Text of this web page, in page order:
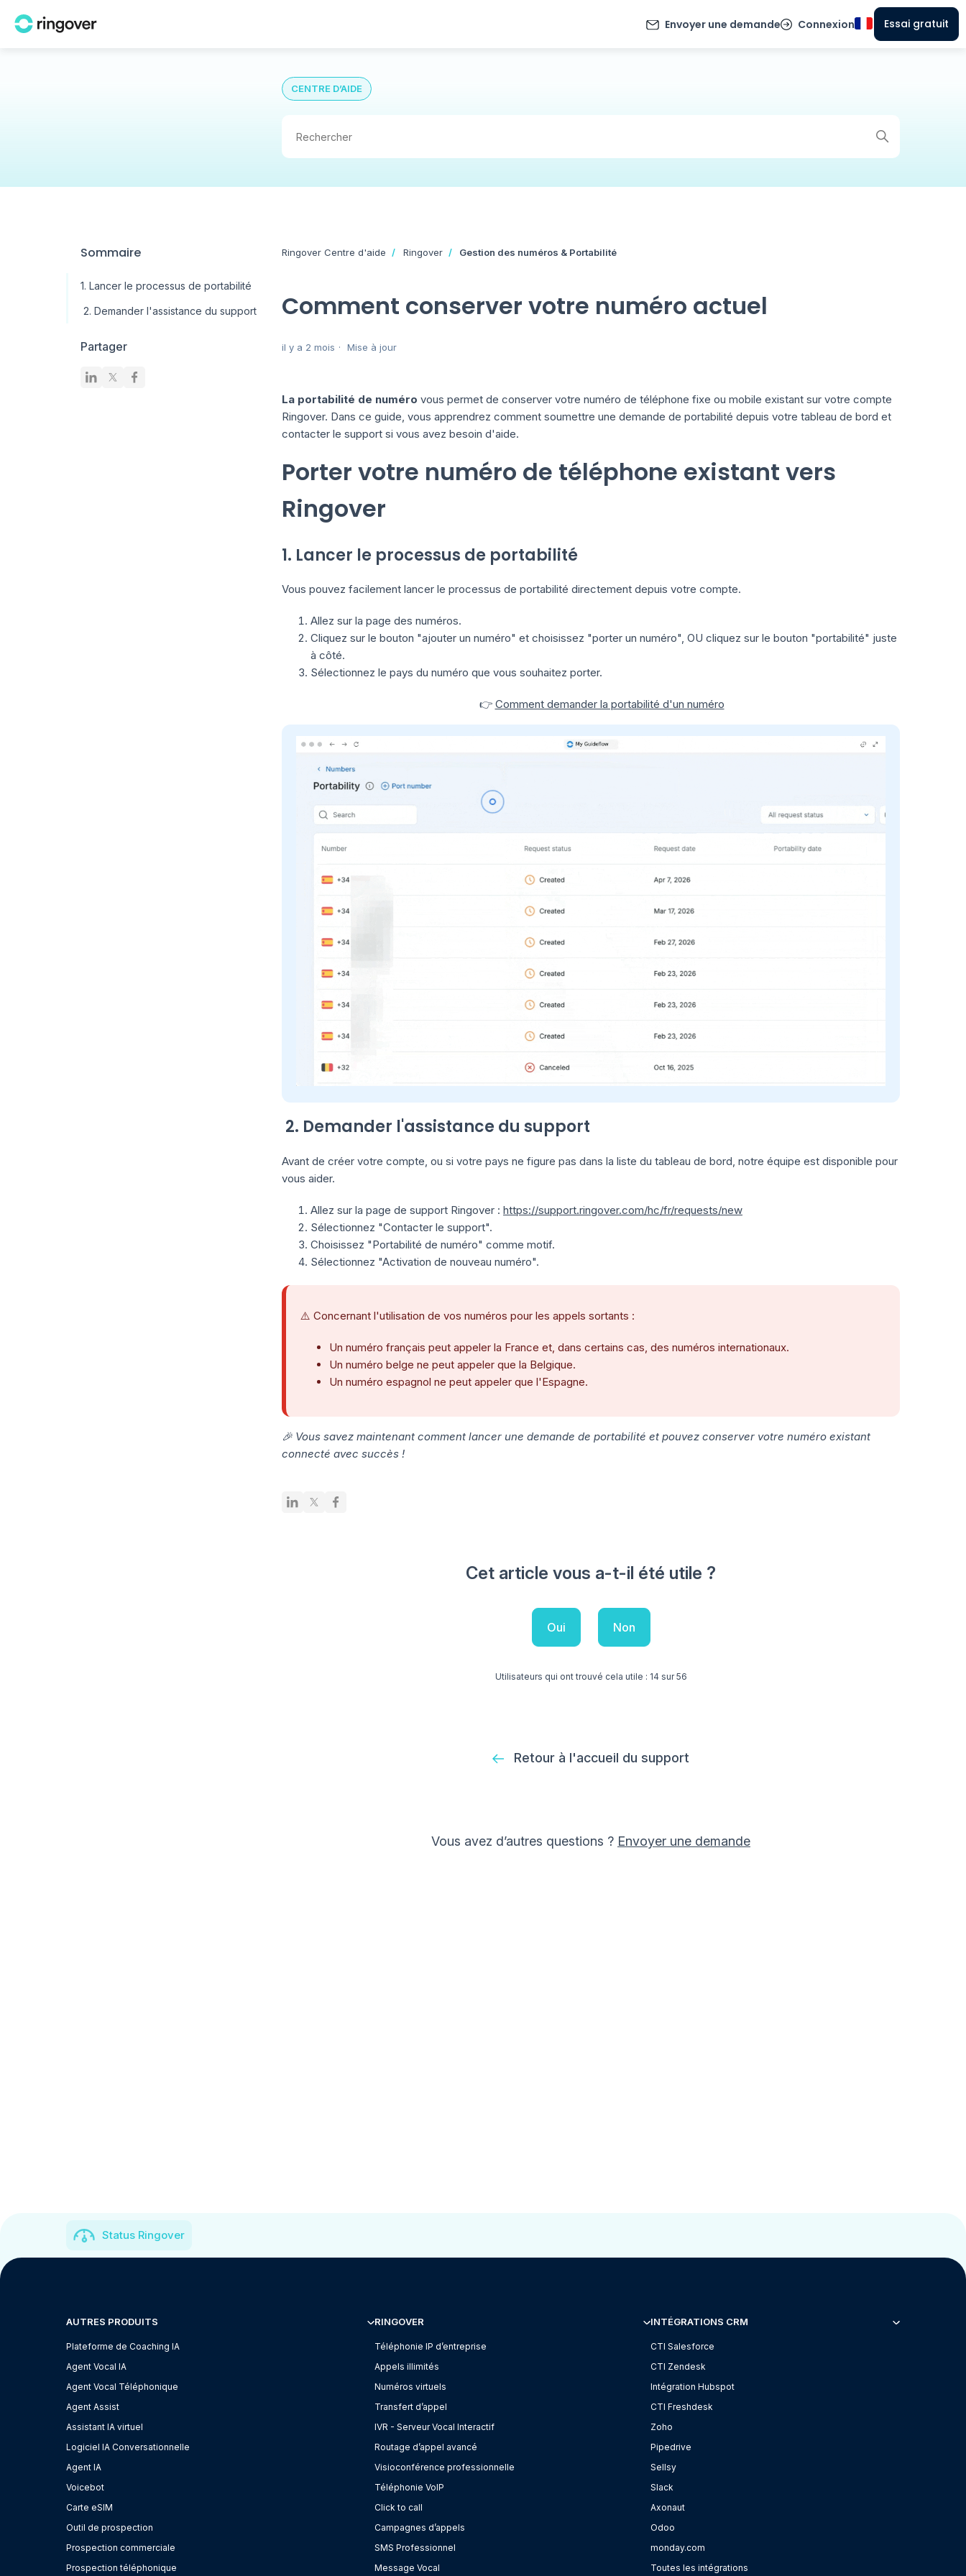
Envoyer une demande Connexion Essai gratuit
CENTRE D’AIDE
Sommaire
1. Lancer le processus de portabilité
2. Demander l'assistance du support
Partager
Ringover Centre d'aide Ringover Gestion des numéros & Portabilité
Comment conserver votre numéro actuel
il y a 2 mois Mise à jour
La portabilité de numéro vous permet de conserver votre numéro de téléphone fixe ou mobile existant sur votre compte
Ringover. Dans ce guide, vous apprendrez comment soumettre une demande de portabilité depuis votre tableau de bord et
contacter le support si vous avez besoin d'aide.
Porter votre numéro de téléphone existant vers
Ringover
1. Lancer le processus de portabilité
Vous pouvez facilement lancer le processus de portabilité directement depuis votre compte.
Allez sur la page des numéros.
Cliquez sur le bouton "ajouter un numéro" et choisissez "porter un numéro", OU cliquez sur le bouton "portabilité" juste
à côté.
Sélectionnez le pays du numéro que vous souhaitez porter.
👉 Comment demander la portabilité d'un numéro
2. Demander l'assistance du support
Avant de créer votre compte, ou si votre pays ne figure pas dans la liste du tableau de bord, notre équipe est disponible pour
vous aider.
Allez sur la page de support Ringover : https://support.ringover.com/hc/fr/requests/new
Sélectionnez "Contacter le support".
Choisissez "Portabilité de numéro" comme motif.
Sélectionnez "Activation de nouveau numéro".
⚠️ Concernant l'utilisation de vos numéros pour les appels sortants :
Un numéro français peut appeler la France et, dans certains cas, des numéros internationaux.
Un numéro belge ne peut appeler que la Belgique.
Un numéro espagnol ne peut appeler que l'Espagne.
🎉 Vous savez maintenant comment lancer une demande de portabilité et pouvez conserver votre numéro existant
connecté avec succès !
Cet article vous a-t-il été utile ?
Oui Non
Utilisateurs qui ont trouvé cela utile : 14 sur 56
Retour à l'accueil du support
Vous avez d’autres questions ? Envoyer une demande
Status Ringover
AUTRES PRODUITS
Plateforme de Coaching IA
Agent Vocal IA
Agent Vocal Téléphonique
Agent Assist
Assistant IA virtuel
Logiciel IA Conversationnelle
Agent IA
Voicebot
Carte eSIM
Outil de prospection
Prospection commerciale
Prospection téléphonique
RINGOVER
Téléphonie IP d’entreprise
Appels illimités
Numéros virtuels
Transfert d’appel
IVR - Serveur Vocal Interactif
Routage d’appel avancé
Visioconférence professionnelle
Téléphonie VoIP
Click to call
Campagnes d’appels
SMS Professionnel
Message Vocal
INTÉGRATIONS CRM
CTI Salesforce
CTI Zendesk
Intégration Hubspot
CTI Freshdesk
Zoho
Pipedrive
Sellsy
Slack
Axonaut
Odoo
monday.com
Toutes les intégrations